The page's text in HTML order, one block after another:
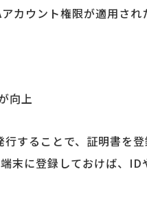
カウント権限が適用さ
向上
することで、証明書を
末に登録しておけば、